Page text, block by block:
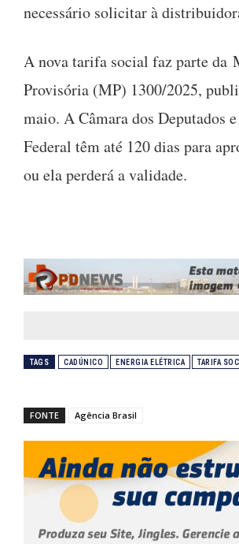
necessário solicitar à
A nova tarifa social faz parte da
Provisória (MP) 1300/2025,
maio. A Câmara dos Deputados
Federal têm até 120 dias para
ou ela perderá a validade.
TAGS CADÚNICO ENERGIA ELÉTRICA TARIFA
FONTE Agência Brasil